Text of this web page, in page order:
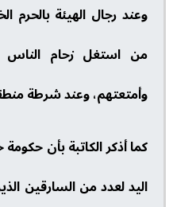
وعند رجال الهيئة بالحرم
من استغل زحام الناس
وأمتعتهم، وعند شرطة
كما أذكر الكاتبة بأن
اليد لعدد من السارقين